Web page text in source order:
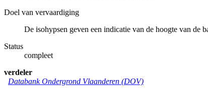
Doel van vervaardiging
De isohypsen geven een indicatie van de hoogte van de
Status
compleet
verdeler
Databank Ondergrond Vlaanderen (DOV)